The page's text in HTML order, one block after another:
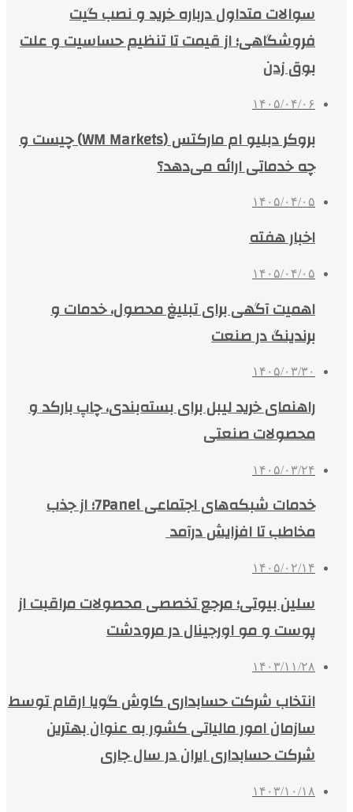
سوالات متداول درباره خرید و نصب گیت
فروشگاهی؛ از قیمت تا تنظیم حساسیت و علت
بوق زدن
۱۴۰۵/۰۴/۰۶
بروکر دبلیو ام مارکتس (WM Markets) چیست و
چه خدماتی ارائه می‌دهد؟
۱۴۰۵/۰۴/۰۵
اخبار هفته
۱۴۰۵/۰۴/۰۵
اهمیت آگهی برای تبلیغ محصول، خدمات و
برندینگ در صنعت
۱۴۰۵/۰۳/۳۰
راهنمای خرید لیبل برای بسته‌بندی، چاپ بارکد و
محصولات صنعتی
۱۴۰۵/۰۳/۲۴
خدمات شبکه‌های اجتماعی 7Panel؛ از جذب
مخاطب تا افزایش درآمد
۱۴۰۵/۰۲/۱۴
سلین بیوتی؛ مرجع تخصصی محصولات مراقبت از
پوست و مو اورجینال در مرودشت
۱۴۰۳/۱۱/۲۸
انتخاب شرکت حسابداری کاوش گویا ارقام توسط
سازمان امور مالیاتی کشور به عنوان بهترین
شرکت حسابداری ایران در سال جاری
۱۴۰۳/۱۰/۱۸